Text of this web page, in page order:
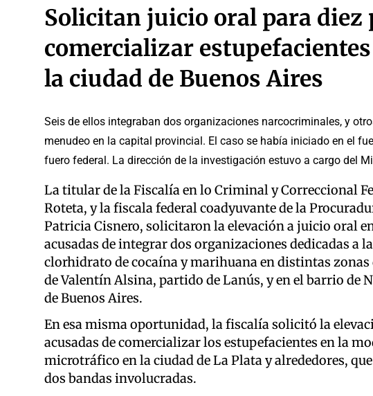
Solicitan juicio oral para diez
comercializar
la ciudad de Buenos Aires
Seis de ellos integraban dos organizaciones narcocriminales, y
menudeo en la capital provincial. El caso se había iniciado en el
fuero federal. La dirección de la investigación estuvo a cargo del
La titular de la Fiscalía en lo Criminal y Correccional
Roteta, y la fiscala federal coadyuvante de la
Patricia Cisnero, solicitaron la elevación a juicio oral
acusadas de integrar dos organizaciones dedicadas a
clorhidrato de cocaína y marihuana en distintas zonas
de Valentín Alsina, partido de Lanús, y en el barrio de
de Buenos Aires.
En esa misma oportunidad, la fiscalía solicitó la
acusadas de comercializar los estupefacientes en la
microtráfico en la ciudad de La Plata y alrededores,
dos bandas involucradas.